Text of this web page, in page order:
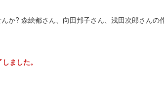
? 森絵都さん、向田邦子さん、浅田次郎さんの
ました。